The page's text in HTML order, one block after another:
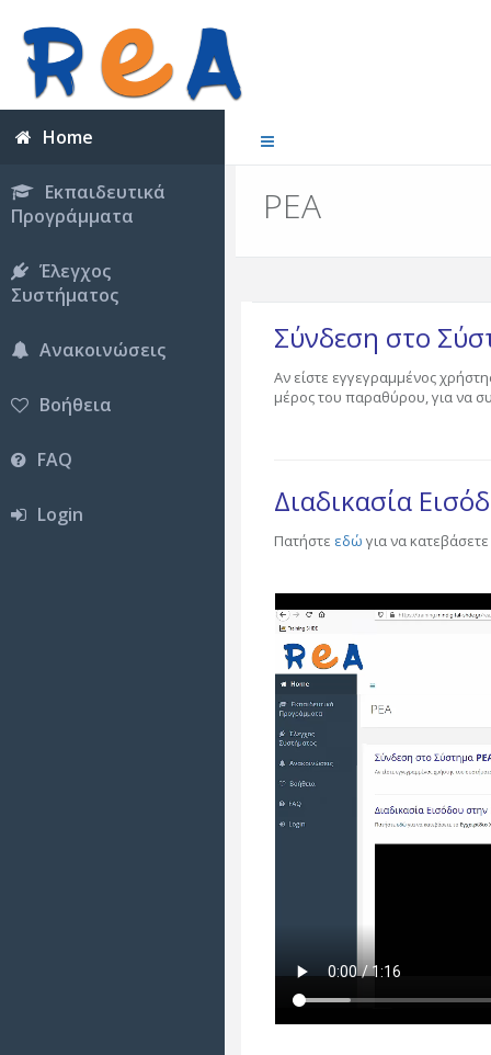
Home
Εκπαιδευτικά
Προγράμματα
Έλεγχος
Συστήματος
Ανακοινώσεις
Βοήθεια
FAQ
Login
ΡΕΑ
Σύνδεση στο
Αν είστε εγγεγραμμένος
μέρος του παραθύρου, για να
Διαδικασία
Πατήστε εδώ για να